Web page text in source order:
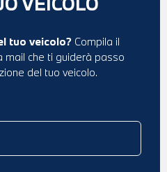
tuo veicolo? Compila il
mail che ti guiderà passo
del tuo veicolo.